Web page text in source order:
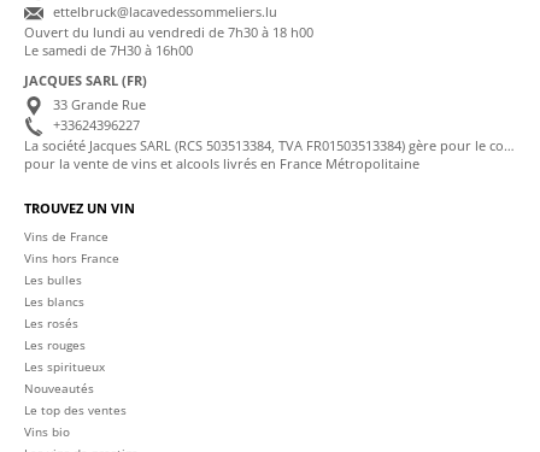
ettelbruck@lacavedessommeliers.lu
Ouvert du lundi au vendredi de 7h30 à 18 h00
Le samedi de 7H30 à 16h00
JACQUES SARL (FR)
33 Grande Rue
+33624396227
La société Jacques SARL (RCS 503513384, TVA FR01503513384) gère pour le compte de La Cave des Sommeliers les transactions bancaires et la facturation
pour la vente de vins et alcools livrés en France Métropolitaine
TROUVEZ UN VIN
Vins de France
Vins hors France
Les bulles
Les blancs
Les rosés
Les rouges
Les spiritueux
Nouveautés
Le top des ventes
Vins bio